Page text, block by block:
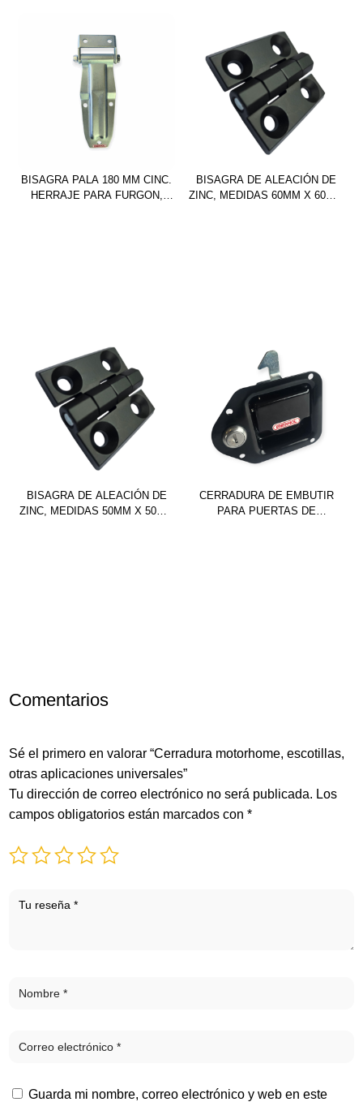
BISAGRA PALA 180 MM CINC.
HERRAJE PARA FURGON,
BISAGRA DE ALEACIÓN DE
ZINC, MEDIDAS 60MM X 60MM
BISAGRA DE ALEACIÓN DE
ZINC, MEDIDAS 50MM X 50MM
CERRADURA DE EMBUTIR
PARA PUERTAS DE
Comentarios
Sé el primero en valorar “Cerradura motorhome, escotillas,
otras aplicaciones universales”
Tu dirección de correo electrónico no será publicada. Los
campos obligatorios están marcados con*
Guarda mi nombre, correo electrónico y web en este